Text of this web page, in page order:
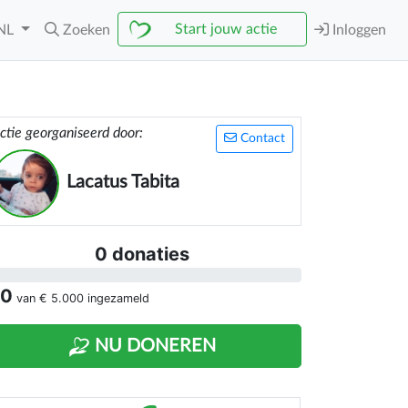
Zoeken Start jouw actie Inloggen
Contact
georganiseerd door:
Lacatus Tabita
0 donaties
van € 5.000 ingezameld
NU DONEREN